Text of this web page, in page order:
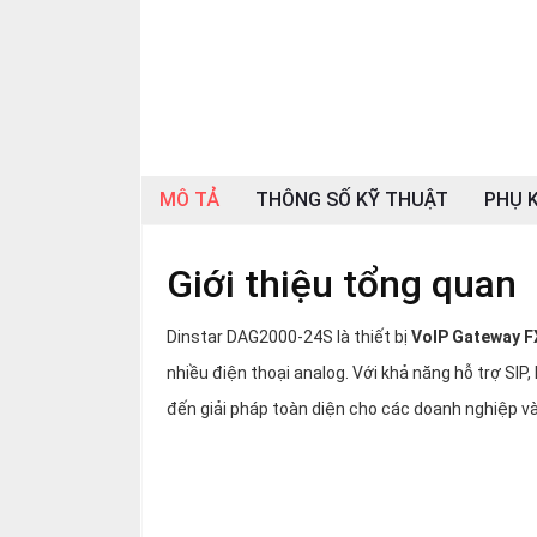
MÔ TẢ THÔNG SỐ KỸ THUẬT PHỤ
Giới thiệu tổng quan
Dinstar DAG2000-24S là thiết bị VoIP Gateway
nhiều điện thoại analog. Với khả năng hỗ trợ
đến giải pháp toàn diện cho các doanh nghiệp